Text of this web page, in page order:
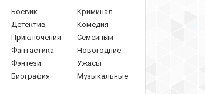
Боевик
Криминал
Детектив
Комедия
Приключения
Семейный
Фантастика
Новогодние
Фэнтези
Ужасы
Биография
Музыкальные